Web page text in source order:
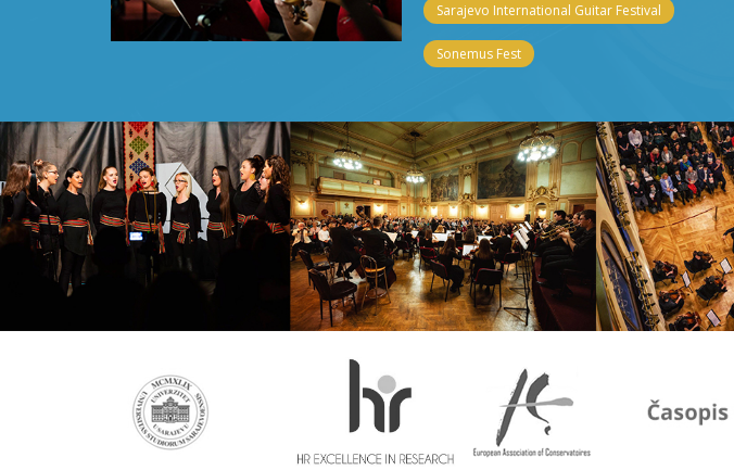
Sarajevo International Guitar Festival
Sonemus Fest